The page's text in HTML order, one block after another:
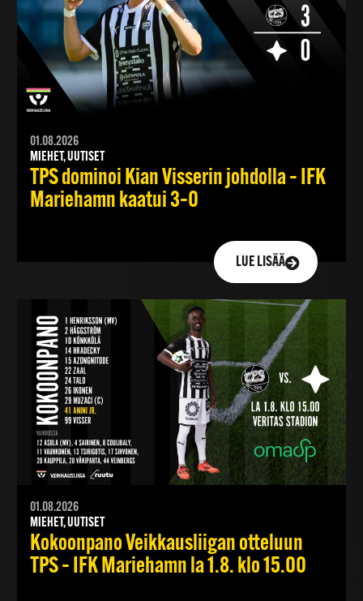
01.08.2026
MIEHET, UUTISET
TPS dominoi Kian Visserin johdolla – IFK
Mariehamn kaatui 3–0
LUE LISÄÄ
01.08.2026
MIEHET, UUTISET
Kokoonpano Veikkausliigan otteluun
TPS – IFK Mariehamn la 1.8. klo 15.00